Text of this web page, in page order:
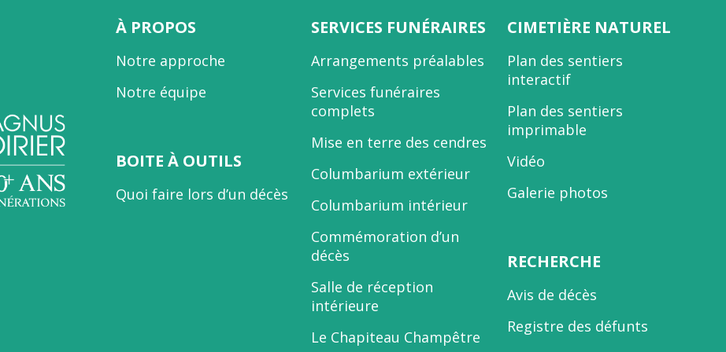
À PROPOS
Notre approche
Notre équipe
BOITE À OUTILS
Quoi faire lors d’un décès
SERVICES FUNÉRAIRES
Arrangements préalables
Services funéraires
complets
Mise en terre des cendres
Columbarium extérieur
Columbarium intérieur
Commémoration d’un
décès
Salle de réception
intérieure
Le Chapiteau Champêtre
CIMETIÈRE NATUREL
Plan des sentiers
interactif
Plan des sentiers
imprimable
Vidéo
Galerie photos
RECHERCHE
Avis de décès
Registre des défunts